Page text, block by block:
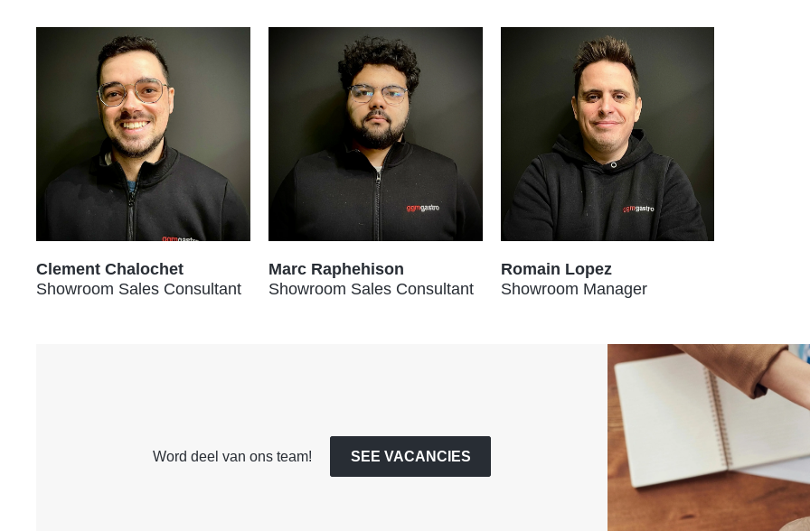
Clement Chalochet
Showroom Sales Consultant
Marc Raphehison
Showroom Sales Consultant
Romain Lopez
Showroom Manager
Word deel van ons team! SEE VACANCIES